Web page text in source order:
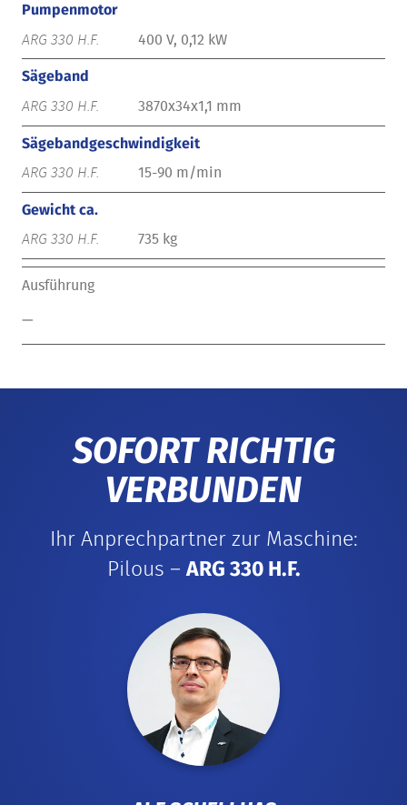
Pumpenmotor
400 V, 0,12 kW
Sägeband
3870x34x1,1 mm
Sägebandgeschwindigkeit
15-90 m/min
Gewicht ca.
735 kg
Ausführung
—
SOFORT RICHTIG
VERBUNDEN
Ihr Anprechpartner zur Maschine:
Pilous –ARG 330 H.F.